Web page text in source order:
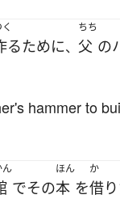
るために、
ちち
父 の
hammer to
ん
でその
ほん
本 を
か
借